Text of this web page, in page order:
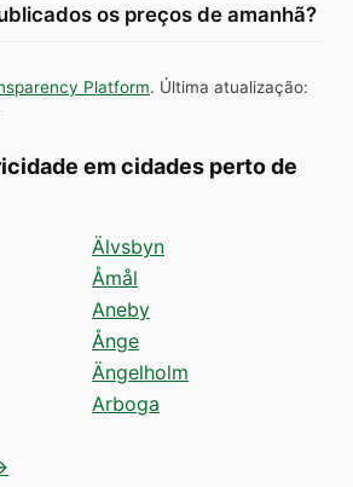
os preços de amanhã?
Platform. Última atualização:
em cidades perto de
Älvsbyn
Åmål
Aneby
Ånge
Ängelholm
Arboga